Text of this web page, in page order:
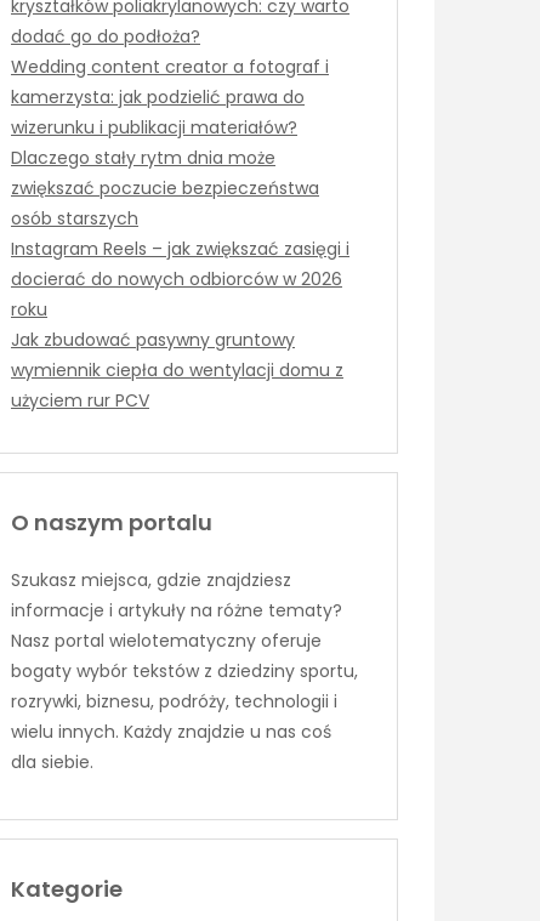
kryształków poliakrylanowych: czy warto
dodać go do podłoża?
Wedding content creator a fotograf i
kamerzysta: jak podzielić prawa do
wizerunku i publikacji materiałów?
Dlaczego stały rytm dnia może
zwiększać poczucie bezpieczeństwa
osób starszych
Instagram Reels – jak zwiększać zasięgi i
docierać do nowych odbiorców w 2026
roku
Jak zbudować pasywny gruntowy
wymiennik ciepła do wentylacji domu z
użyciem rur PCV
O naszym portalu
Szukasz miejsca, gdzie znajdziesz
informacje i artykuły na różne tematy?
Nasz portal wielotematyczny oferuje
bogaty wybór tekstów z dziedziny sportu,
rozrywki, biznesu, podróży, technologii i
wielu innych. Każdy znajdzie u nas coś
dla siebie.
Kategorie